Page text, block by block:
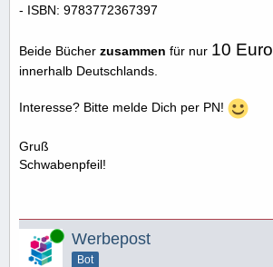
- ISBN: 9783772367397
Beide Bücher zusammen für nur 10 Euro
innerhalb Deutschlands.
Interesse? Bitte melde Dich per PN!
Gruß
Schwabenpfeil!
Online Werbepost
Bot